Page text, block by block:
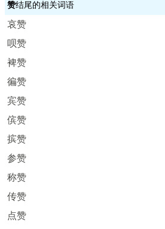
赞结尾的相关词语
哀赞
呗赞
裨赞
徧赞
宾赞
傧赞
摈赞
参赞
称赞
传赞
点赞